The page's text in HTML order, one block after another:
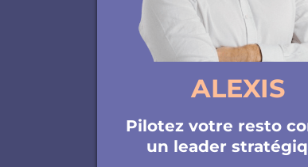
ALEXIS
Pilotez votre resto
un leader